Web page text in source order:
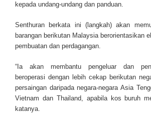
kepada undang-undang dan panduan.
Senthuran berkata ini (langkah) akan
barangan berikutan Malaysia berorientasikan
pembuatan dan perdagangan.
“Ia akan membantu pengeluar dan
beroperasi dengan lebih cekap berikutan
persaingan daripada negara-negara Asia
Vietnam dan Thailand, apabila kos buruh
katanya.